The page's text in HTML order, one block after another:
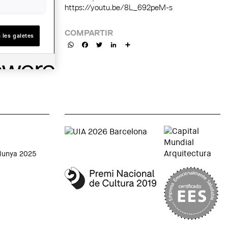
https://youtu.be/8L_692peM-s
COMPARTIR
WhatsAppFacebookTwitterLinkedIn
2025
les galetes